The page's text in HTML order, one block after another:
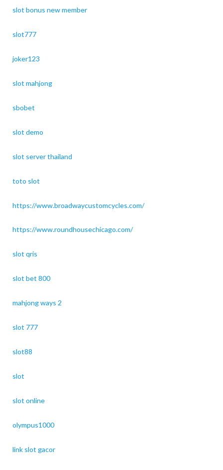
slot bonus new member
slot777
joker123
slot mahjong
sbobet
slot demo
slot server thailand
toto slot
https://www.broadwaycustomcycles.com/
https://www.roundhousechicago.com/
slot qris
slot bet 800
mahjong ways 2
slot 777
slot88
slot
slot online
olympus1000
link slot gacor